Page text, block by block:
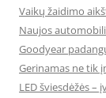
Vaikų žaidimo
Naujos
Goodyear
Gerinamas ne tik
LED šviesdėžės –